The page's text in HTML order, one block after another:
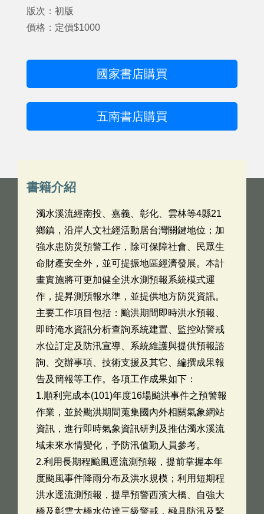
版次：初版
價格：定價$1000
國家書店購買
五南書店購買
書籍介紹
濁水溪流經南投、嘉義、彰化、雲林等4縣21
鄉鎮，沿岸人文社經活動居台灣關鍵地位；加
強水患防災預警工作，除可保障社會、民眾生
命財產安全外，並可提振地區經濟發展。本計
畫實施將可更加健全洪水測預報系統模式運
作，提昇測預報水準，並提供地方防災資訊。
主要工作項目包括：颱洪期間即時洪水預報、
即時淹水資訊分析查詢系統建置、監控站警戒
水位訂定及防汛宣導、系統維護與提供預報諮
詢、交辦事項、技術支援及其它、編撰成果報
告及簡報等工作。各項工作成果如下：
1.順利完成本(101)年度16場颱洪事件之預警報
作業，並於颱洪期間蒐集國內外相關氣象網站
資訊，進行即時氣象資訊研判及推估濁水溪流
域未來水情變化，予防汛值勤人員參考。
2.利用長期程颱風逕流測預報，提前掌握本年
度颱風事件降雨分布及洪水規模；利用短期程
洪水逕流測預報，提早預警西濱大橋、自強大
橋及彰雲大橋水位達三級警戒，極具防汛及緊